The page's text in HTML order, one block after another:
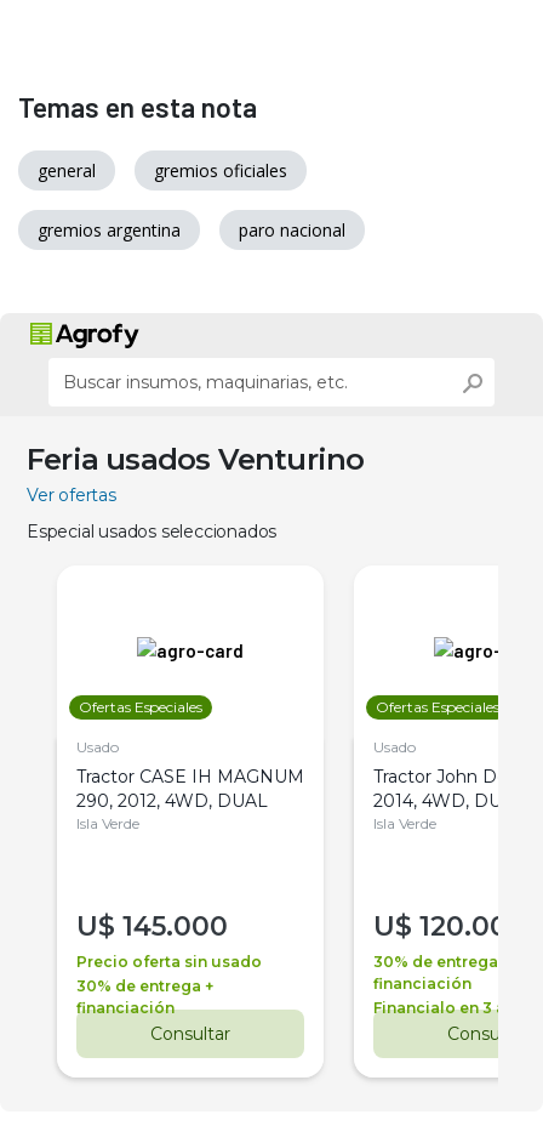
Temas en esta nota
general gremios oficiales
gremios argentina paro nacional
Feria usados Venturino
Ver ofertas
Especial usados seleccionados
Ofertas Especiales
Usado
Tractor CASE IH MAGNUM
290, 2012, 4WD, DUAL
Isla Verde
U$ 145.000
Precio oferta sin usado
30% de entrega +
financiación
Consultar
Ofertas Especiales
Usado
Tractor John Deere
2014, 4WD, DUAL
Isla Verde
U$ 120.000
30% de entrega +
financiación
Financialo en 3 años
Consultar